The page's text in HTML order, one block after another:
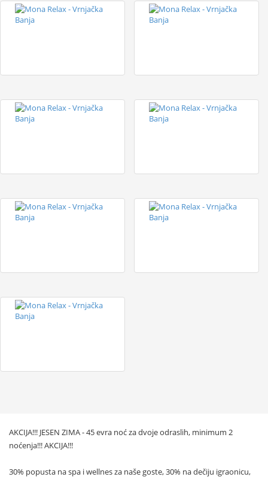
AKCIJA!!! JESEN ZIMA - 45 evra noć za dvoje odraslih, minimum 2
noćenja!!! AKCIJA!!!
30% popusta na spa i wellnes za naše goste, 30% na dečiju igraonicu,